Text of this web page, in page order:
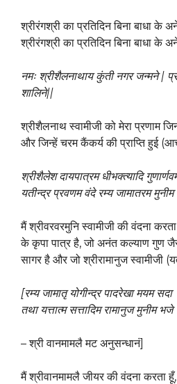
श्रीरंगश्री का प्रतिदिन बिना बाधा के
श्रीरंगश्री का प्रतिदिन बिना बाधा के
नमः श्रीशैलनाथाय कुंती नगर जन्मने|
शालिने||
श्रीशैलनाथ स्वामीजी को मेरा प्रणाम
और जिन्हें चरम कैंकर्य की प्राप्ति हुई
श्रीशैलेश दायपात्रम धीभक्त्यादि
यतीन्द्र प्रवणम वंदे रम्य जामातरम मुनीम
मैं श्रीवरवरमुनि स्वामीजी की वंदना
के कृपा पात्र है, जो अनंत कल्याण गुण
सागर है और जो श्रीरामानुज स्वामीजी
[रम्य जामातृ योगीन्द्र पादरेखा मयम सदा
तथा यत्तात्म सत्तादिम रामानुज मुनीम भजे
– श्री वानमामलै मट अनुसन्धानं]
मैं श्रीवानमामलै जीयर की वंदना करता